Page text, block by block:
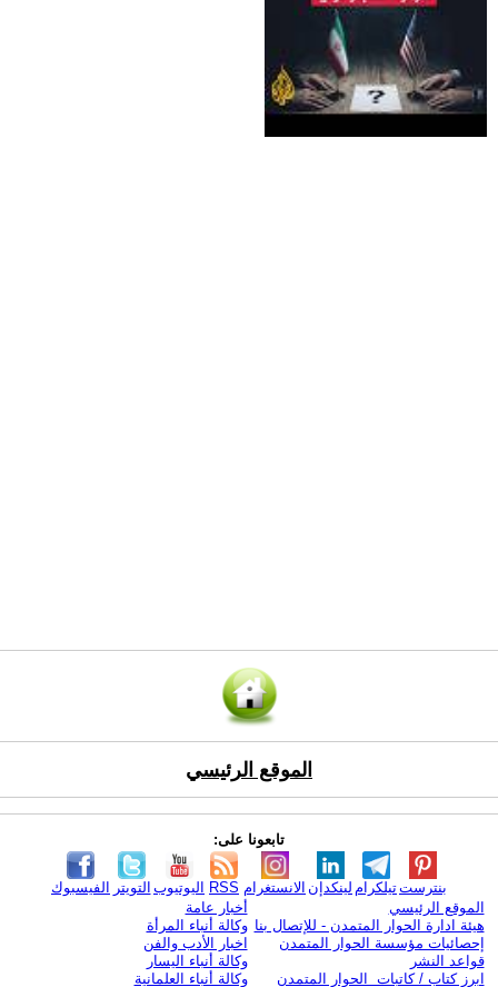
الموقع الرئيسي
تابعونا على:
الفيسبوك التويتر اليوتيوب RSS الانستغرام لينكدإن تيلكرامبنترست
الموقع الرئيسي
هيئة ادارة الحوار المتمدن - للإتصال بنا
إحصائيات مؤسسة الحوار المتمدن
قواعد النشر
ابرز كتاب / كاتبات الحوار المتمدن
أخبار عامة
وكالة أنباء المرأة
اخبار الأدب والفن
وكالة أنباء اليسار
وكالة أنباء العلمانية